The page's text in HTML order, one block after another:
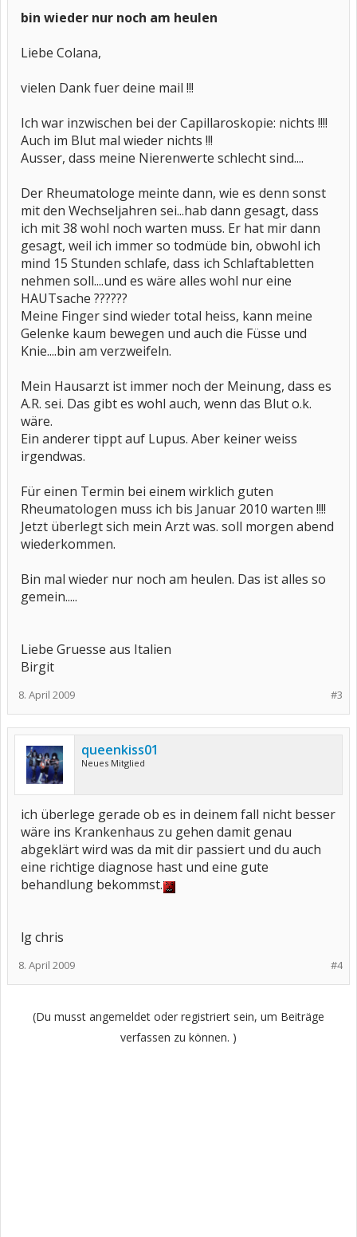
bin wieder nur noch am heulen
Liebe Colana,
vielen Dank fuer deine mail !!!
Ich war inzwischen bei der Capillaroskopie: nichts !!!!
Auch im Blut mal wieder nichts !!!
Ausser, dass meine Nierenwerte schlecht sind....
Der Rheumatologe meinte dann, wie es denn sonst
mit den Wechseljahren sei...hab dann gesagt, dass
ich mit 38 wohl noch warten muss. Er hat mir dann
gesagt, weil ich immer so todmüde bin, obwohl ich
mind 15 Stunden schlafe, dass ich Schlaftabletten
nehmen soll....und es wäre alles wohl nur eine
HAUTsache ??????
Meine Finger sind wieder total heiss, kann meine
Gelenke kaum bewegen und auch die Füsse und
Knie....bin am verzweifeln.
Mein Hausarzt ist immer noch der Meinung, dass es
A.R. sei. Das gibt es wohl auch, wenn das Blut o.k.
wäre.
Ein anderer tippt auf Lupus. Aber keiner weiss
irgendwas.
Für einen Termin bei einem wirklich guten
Rheumatologen muss ich bis Januar 2010 warten !!!!
Jetzt überlegt sich mein Arzt was. soll morgen abend
wiederkommen.
Bin mal wieder nur noch am heulen. Das ist alles so
gemein.....
Liebe Gruesse aus Italien
Birgit
#3
8. April 2009
queenkiss01
Neues Mitglied
ich überlege gerade ob es in deinem fall nicht besser
wäre ins Krankenhaus zu gehen damit genau
abgeklärt wird was da mit dir passiert und du auch
eine richtige diagnose hast und eine gute
behandlung bekommst.
lg chris
#4
8. April 2009
(Du musst angemeldet oder registriert sein, um Beiträge
verfassen zu können. )